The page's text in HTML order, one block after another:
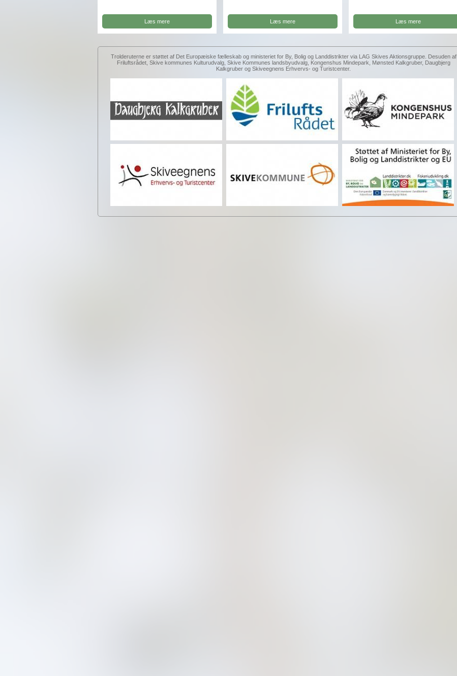
Læs mere Læs mere Læs mere
Trolderuterne er støttet af Det Europæiske fælleskab og ministeriet for By, Bolig og Landdistrikter via LAG Skives Aktionsgruppe. Desuden af
Friluftsrådet, Skive kommunes Kulturudvalg, Skive Kommunes landsbyudvalg, Kongenshus Mindepark, Mønsted Kalkgruber, Daugbjerg
Kalkgruber og Skiveegnens Erhvervs- og Turistcenter.